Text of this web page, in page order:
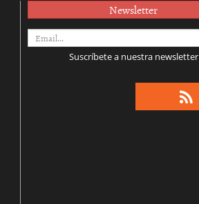
Newsletter
Suscríbete a nuestra newsletter